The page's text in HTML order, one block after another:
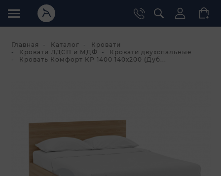
Главная Каталог
Кровати
Кровати ЛДСП и МДФ
Кровати двухспальные
Кровать Комфорт КР 1400 140х200 (Дуб...